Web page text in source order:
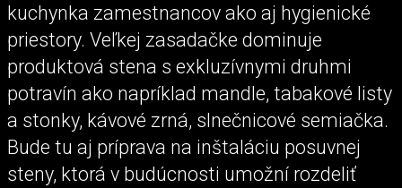
kuchynka zamestnancov ako aj hygienické
priestory. Veľkej zasadačke dominuje
produktová stena s exkluzívnymi druhmi
potravín ako napríklad mandle, tabakové listy
a stonky, kávové zrná, slnečnicové semiačka.
Bude tu aj príprava na inštaláciu posuvnej
steny, ktorá v budúcnosti umožní rozdeliť